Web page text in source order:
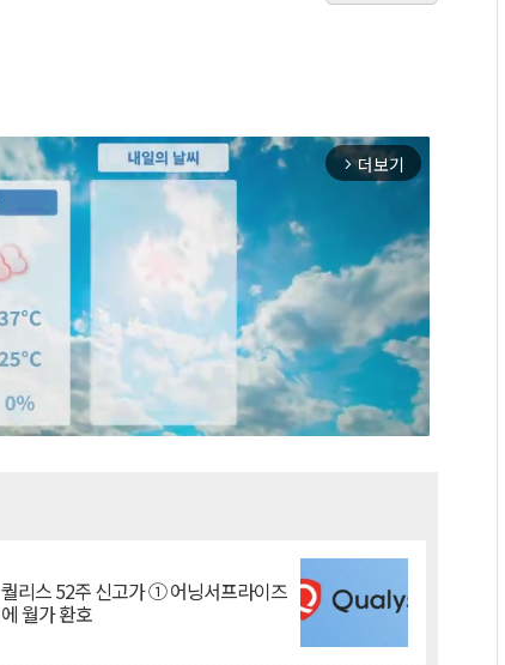
arrow_forward_ios 더보기
퀄리스 52주 신고가 ① 어닝서프라이즈
에 월가 환호